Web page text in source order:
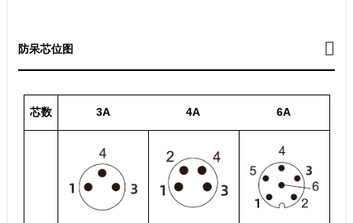
防呆芯位图
芯数 3A 4A 6A